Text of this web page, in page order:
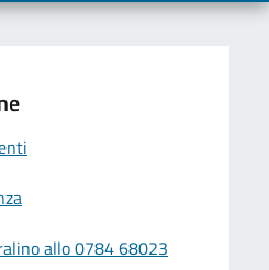
allo 0784 68023